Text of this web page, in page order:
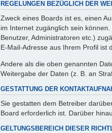
REGELUNGEN BEZÜGLICH DER
Zweck eines Boards ist es, einen
im Internet zugänglich sein
Benutzer, Administratoren etc.)
E-Mail-Adresse aus Ihrem Profil ist
Andere als die oben genannten
Weitergabe der Daten (z. B. an
GESTATTUNG DER
Sie gestatten dem Betreiber
Board erforderlich ist. Darüber
GELTUNGSBEREICH DIESER